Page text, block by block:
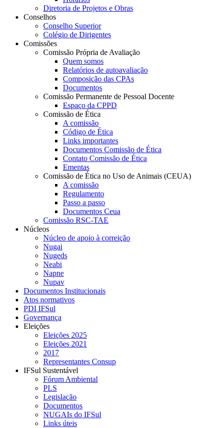
Diretoria de Projetos e Obras
Conselhos
Conselho Superior
Colégio de Dirigentes
Comissões
Comissão Própria de Avaliação
Quem somos
Relatórios de autoavaliação
Composição das CPAs
Documentos
Comissão Permanente de Pessoal Docente
Espaço da CPPD
Comissão de Ética
A comissão
Código de Ética
Links importantes
Documentos Comissão de Ética
Contato Comissão de Ética
Ementas
Comissão de Ética no Uso de Animais (CEUA)
A comissão
Regulamento
Passo a passo
Documentos Ceua
Comissão RSC-TAE
Núcleos
Núcleo de apoio à correição
Nugai
Nugeds
Neabi
Napne
Nupav
Documentos Institucionais
Atos normativos
PDI IFSul
Governança
Eleições
Eleições 2025
Eleições 2021
2017
Representantes Consup
IFSul Sustentável
Fórum Ambiental
PLS
Legislação
Documentos
NUGAIs do IFSul
Links úteis